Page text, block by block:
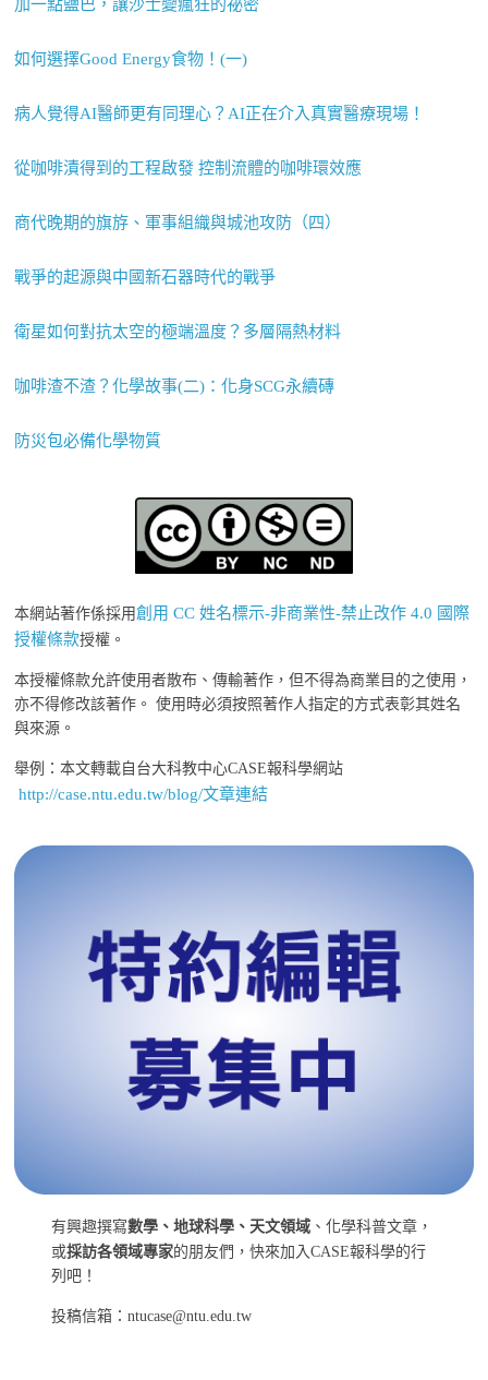
加一點鹽巴，讓沙士變瘋狂的祕密
如何選擇Good Energy食物！(一)
病人覺得AI醫師更有同理心？AI正在介入真實醫療現場！
從咖啡漬得到的工程啟發 控制流體的咖啡環效應
商代晚期的旗斿、軍事組織與城池攻防（四）
戰爭的起源與中國新石器時代的戰爭
衛星如何對抗太空的極端溫度？多層隔熱材料
咖啡渣不渣？化學故事(二)：化身SCG永續磚
防災包必備化學物質
本網站著作係採用創用 CC 姓名標示-非商業性-禁止改作 4.0 國際
授權條款授權。
本授權條款允許使用者散布、傳輸著作，但不得為商業目的之使用，
亦不得修改該著作。 使用時必須按照著作人指定的方式表彰其姓名
與來源。
舉例：本文轉載自台大科教中心CASE報科學網站
http://case.ntu.edu.tw/blog/文章連結
有興趣撰寫數學、地球科學、天文領域 、化學科普文章，
或採訪各領域專家的朋友們，快來加入CASE報科學的行
列吧！
投稿信箱：ntucase@ntu.edu.tw